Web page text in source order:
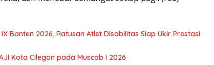
IX Banten 2026, Ratusan Atlet Disabilitas Siap Ukir Prestasi
Kota Cilegon pada Muscab I 2026